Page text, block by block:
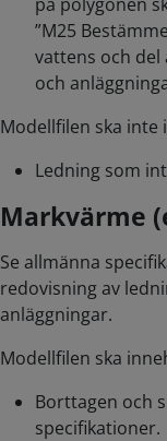
”M25
vattens och
och
Modellfilen ska inte
Ledning som
Markvärme
Se allmänna
redovisning av
anläggningar.
Modellfilen ska
Borttagen och
specifikationer.